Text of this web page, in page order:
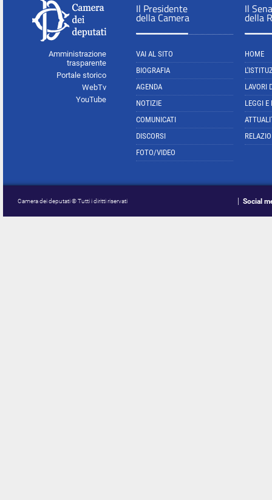
Amministrazione
trasparente
Portale storico
WebTv
YouTube
Il Presidente
della Camera
VAI AL SITO
BIOGRAFIA
AGENDA
NOTIZIE
COMUNICATI
DISCORSI
FOTO/VIDEO
Il
della
HOME
LAVORI
LEGGI E
Camera dei deputati © Tutti i diritti riservati Social